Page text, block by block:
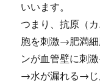
いいます。
つまり、抗原（
胞を刺激→肥満
ンが血管壁に刺
→水が漏れる→じ